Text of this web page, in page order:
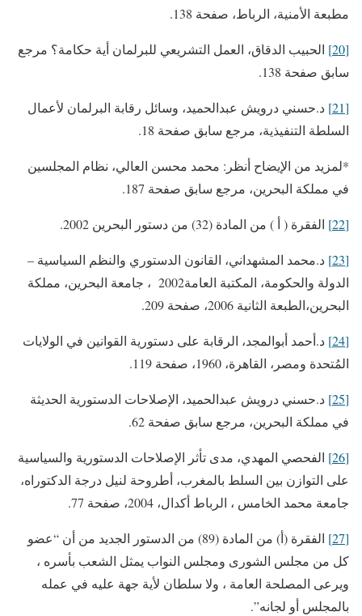
مطبعة الأمنية، الرباط، صفحة 138.
[20]
الحبيب الدقاق، العمل التشريعي للبرلمان أية حكامة؟ مرجع
سابق صفحة 138.
[21]
د.حسني درويش عبدالحميد، وسائل رقابة البرلمان لأعمال
السلطة التنفيذية، مرجع سابق صفحة 18.
*لمزيد من الإيضاح أنظر: محمد محسن العالي، نظام المجلسين
في مملكة البحرين، مرجع سابق صفحة 187.
[22] الفقرة ( أ ) من المادة (32) من دستور البحرين 2002.
[23]
د.محمد المشهداني، القانون الدستوري والنظم السياسية –
الدولة والحكومة، المكتبة العامة2002 ، جامعة البحرين، مملكة
البحرين،الطبعة الثانية 2006، صفحة 209.
[24]
د.أحمد أبوالمجد، الرقابة على دستورية القوانين في الولايات
المُتحدة ومصر، القاهرة، 1960، صفحة 119.
[25]
د.حسني درويش عبدالحميد، الإصلاحات الدستورية الحديثة
في مملكة البحرين، مرجع سابق صفحة 62.
[26]
الفحصي المهدي، مدى تأثر الإصلاحات الدستورية والسياسية
على التوازن بين السلط بالمغرب، أطروحة لنيل درجة الدكتوراه،
جامعة محمد الخامس ، الرباط أكدال، 2004، صفحة 77.
[27]
الفقرة (أ) من المادة (89) من الدستور الجديد من أن “عضو
كل من مجلس الشورى ومجلس النواب يمثل الشعب بأسره ،
ويرعى المصلحة العامة ، ولا سلطان لأية جهة عليه في عمله
بالمجلس أو لجانه”.